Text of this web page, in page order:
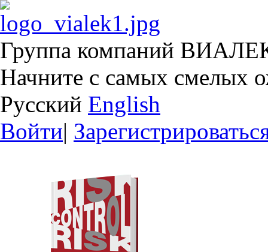
Группа компаний
Начните с самых смелых
Русский English
Войти|